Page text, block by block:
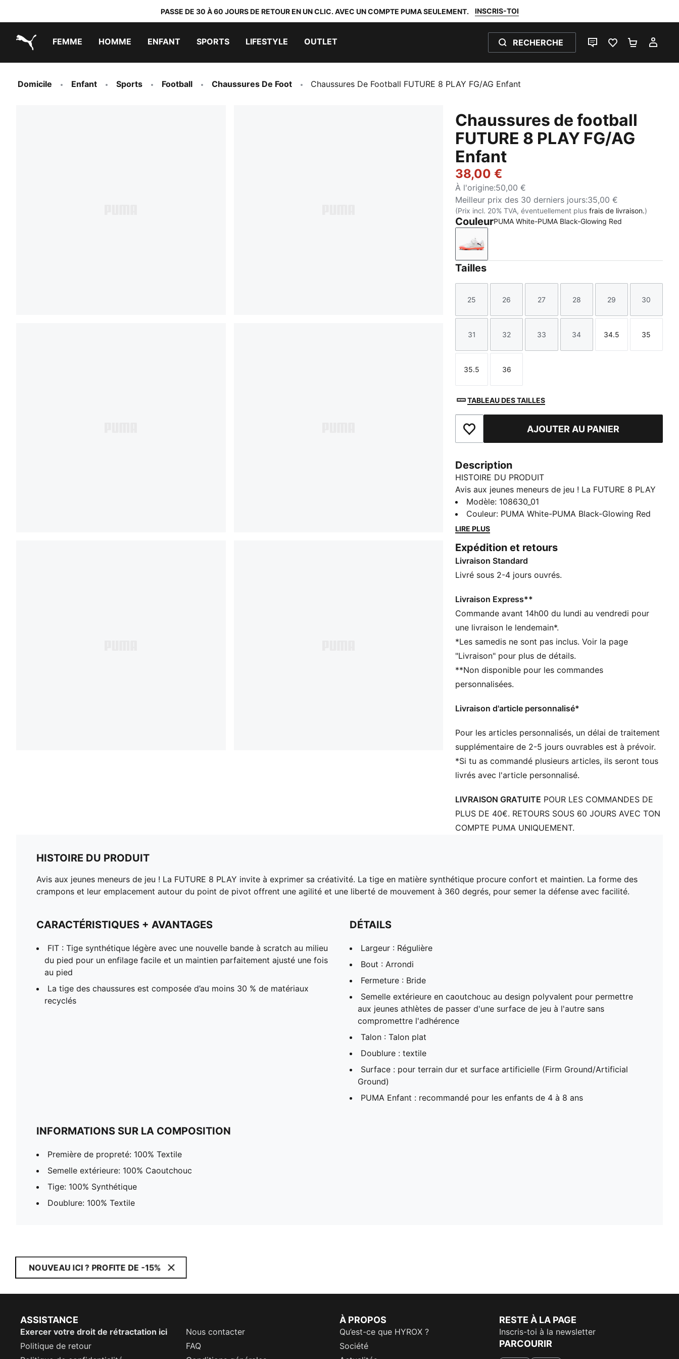
PASSE DE 30 À 60 JOURS DE RETOUR EN UN CLIC. AVEC UN COMPTE PUMA SEULEMENT. INSCRIS-TOI
FEMME HOMME ENFANT SPORTS LIFESTYLE OUTLET RECHERCHE
LIVE CHATFAVORIS 0PANIER 0
Domicile Enfant Sports Football Chaussures De Foot Chaussures De Football FUTURE 8 PLAY FG/AG Enfant
Chaussures de football
FUTURE 8 PLAY FG/AG
Enfant
38,00 €
À l'origine:50,00 €
Meilleur prix des 30 derniers jours:35,00 €
(Prix incl. 20% TVA, éventuellement plusfrais de livraison.)
CouleurPUMA White-PUMA Black-Glowing Red
PUMA White-PUMA Black-Glowing Red
Tailles
Taille
25
Taille
26
Taille
27
Taille
28
Taille
29
Taille
30
Taille
31
Taille
32
Taille
33
Taille
34
Taille
34.5
Taille
35
Taille
35.5
Taille
36
TABLEAU DES TAILLES
Ajouter aux favorisAJOUTER AU PANIER
Description
HISTOIRE DU PRODUIT
Avis aux jeunes meneurs de jeu ! La FUTURE 8 PLAY
invite à exprimer sa créativité. La tige en matière
synthétique procure confort et maintien. La forme
des crampons et leur emplacement autour du point
mouvement à 360 degrés, pour semer la défense
avec facilité.
CARACTÉRISTIQUES + AVANTAGES
à scratch au milieu du pied pour un enfilage facile et
un maintien parfaitement ajusté une fois au pied
La tige des chaussures est composée d’au moins
DÉTAILS
Largeur : Régulière
Bout : Arrondi
Fermeture : Bride
polyvalent pour permettre aux jeunes athlètes de
compromettre l'adhérence
Talon : Talon plat
Doublure : textile
Surface : pour terrain dur et surface artificielle (Firm
Ground/Artificial Ground)
4 à 8 ans
Modèle: 108630_01
Couleur: PUMA White-PUMA Black-Glowing Red
LIRE PLUS
Expédition et retours
Livraison Standard
Livré sous 2-4 jours ouvrés.
Livraison Express**
Commande avant 14h00 du lundi au vendredi pour
une livraison le lendemain*.
*Les samedis ne sont pas inclus. Voir la page
"Livraison" pour plus de détails.
**Non disponible pour les commandes
personnalisées.
Livraison d'article personnalisé*
Pour les articles personnalisés, un délai de traitement
supplémentaire de 2-5 jours ouvrables est à prévoir.
*Si tu as commandé plusieurs articles, ils seront tous
livrés avec l'article personnalisé.
LIVRAISON GRATUITE POUR LES COMMANDES DE
PLUS DE 40€. RETOURS SOUS 60 JOURS AVEC TON
COMPTE PUMA UNIQUEMENT.
HISTOIRE DU PRODUIT
Avis aux jeunes meneurs de jeu ! La FUTURE 8 PLAY invite à exprimer sa créativité. La tige en matière synthétique procure confort et maintien. La forme des
crampons et leur emplacement autour du point de pivot offrent une agilité et une liberté de mouvement à 360 degrés, pour semer la défense avec facilité.
CARACTÉRISTIQUES + AVANTAGES
FIT : Tige synthétique légère avec une nouvelle bande à scratch au milieu
du pied pour un enfilage facile et un maintien parfaitement ajusté une fois
au pied
La tige des chaussures est composée d’au moins 30 % de matériaux
recyclés
DÉTAILS
Largeur : Régulière
Bout : Arrondi
Fermeture : Bride
Semelle extérieure en caoutchouc au design polyvalent pour permettre
aux jeunes athlètes de passer d'une surface de jeu à l'autre sans
compromettre l'adhérence
Talon : Talon plat
Doublure : textile
Surface : pour terrain dur et surface artificielle (Firm Ground/Artificial
Ground)
PUMA Enfant : recommandé pour les enfants de 4 à 8 ans
INFORMATIONS SUR LA COMPOSITION
Première de propreté: 100% Textile
Semelle extérieure: 100% Caoutchouc
Tige: 100% Synthétique
Doublure: 100% Textile
NOUVEAU ICI ? PROFITE DE -15%
ASSISTANCE
Exercer votre droit de rétractation ici
Nous contacter
Politique de retour
FAQ
À PROPOS
Qu’est-ce que HYROX ?
Société
RESTE À LA PAGE
Inscris-toi à la newsletter
PARCOURIR